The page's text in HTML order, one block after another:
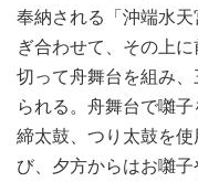
奉納される「沖端水
ぎ合わせて、その上
切って舟舞台を組み
られる。舟舞台で囃
締太鼓、つり太鼓を
び、夕方からはお囃